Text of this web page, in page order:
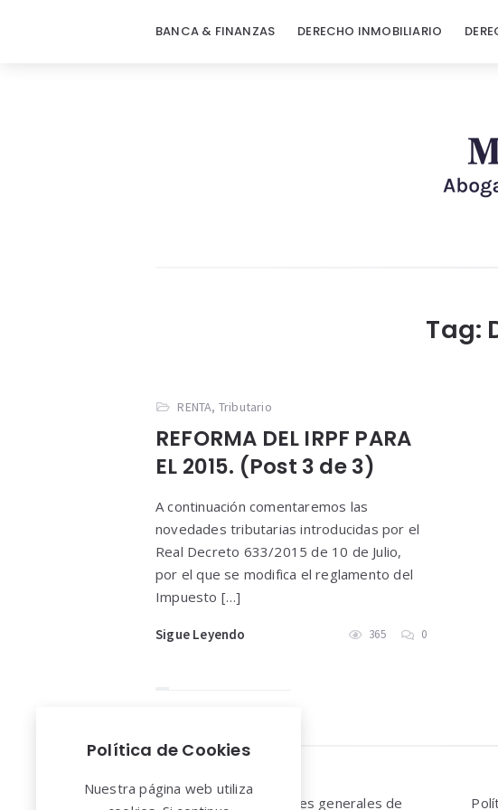
BANCA & FINANZAS DERECHO INMOBILIARIO
Tag:
RENTA, Tributario
REFORMA DEL IRPF PARA
EL 2015. (Post 3 de 3)
A continuación comentaremos las
novedades tributarias introducidas por el
Real Decreto 633/2015 de 10 de Julio,
por el que se modifica el reglamento del
Impuesto […]
Sigue Leyendo 365 0
Widgets
Aviso legal y Condiciones generales de
Política de Cookies
Nuestra página web utiliza